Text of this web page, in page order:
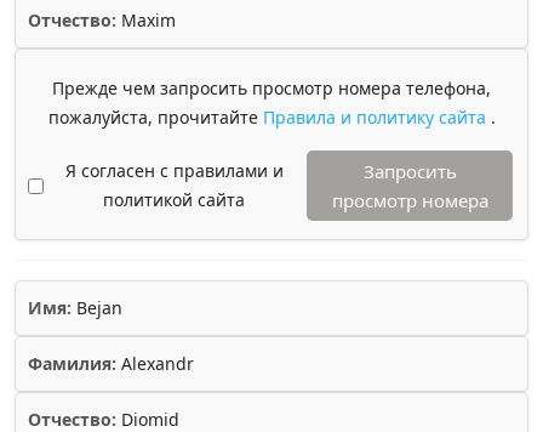
Отчество: Maxim
Прежде чем запросить просмотр номера телефона,
пожалуйста, прочитайте Правила и политику сайта .
Я согласен с правилами и
политикой сайта
Запросить
просмотр номера
Имя: Bejan
Фамилия: Alexandr
Отчество: Diomid